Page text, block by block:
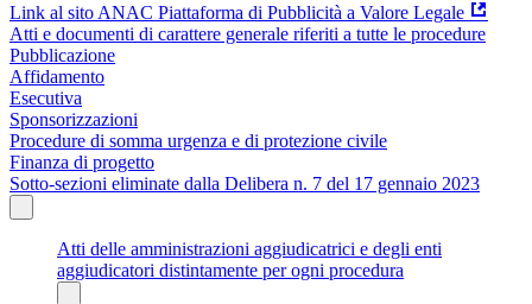
Link al sito ANAC Piattaforma di Pubblicità a Valore Legale
Atti e documenti di carattere generale riferiti a tutte le procedure
Pubblicazione
Affidamento
Esecutiva
Sponsorizzazioni
Procedure di somma urgenza e di protezione civile
Finanza di progetto
Sotto-sezioni eliminate dalla Delibera n. 7 del 17 gennaio 2023
Atti delle amministrazioni aggiudicatrici e degli enti
aggiudicatori distintamente per ogni procedura